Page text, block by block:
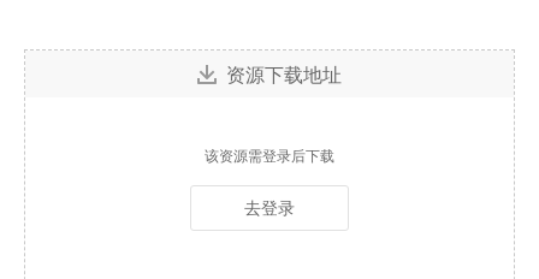
资源下载地址
该资源需登录后下载
去登录